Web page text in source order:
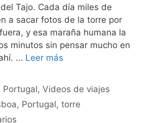
Tajo. Cada día miles de
a sacar fotos de la torre por
y esa maraña humana la
minutos sin pensar mucho en
… Leer más
Portugal,Videos de viajes
, Portugal,torre